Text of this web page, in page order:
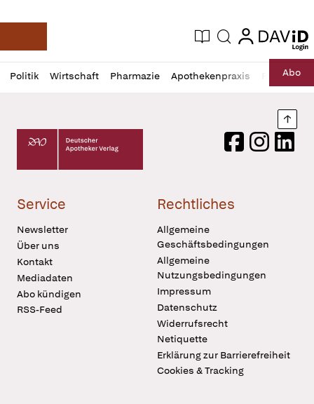
Deutsche Apotheker Zeitung
Aktuelle Ausgabe
Suche login
login
Politik Wirtschaft Pharmazie Apothekenpraxis RechtAbo
Profil
öffnen
Daz
Pur
Deutscher Apotheker Verlag Logo
FacebookInstagram
Service
Newsletter
Über uns
Kontakt
Mediadaten
Abo kündigen
RSS-Feed
Rechtliches
Allgemeine
Geschäftsbedingungen
Allgemeine
Nutzungsbedingungen
Impressum
Datenschutz
Widerrufsrecht
Netiquette
Erklärung zur Barrierefreiheit
Cookies & Tracking